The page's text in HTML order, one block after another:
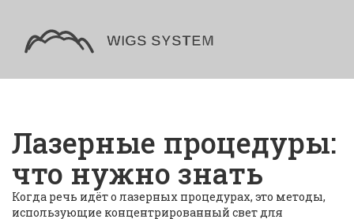
Лазерные процедуры:
что нужно знать
Когда речь идёт о лазерных процедурах, это методы,
использующие концентрированный свет для